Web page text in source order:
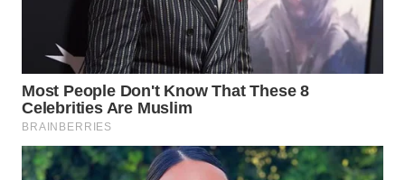
BEKASI
WN
BOGOR
WN